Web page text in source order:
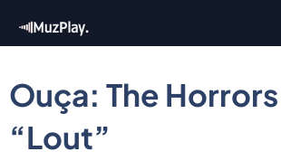
para
conteúdo
principal
Ouça: The
“Lout”